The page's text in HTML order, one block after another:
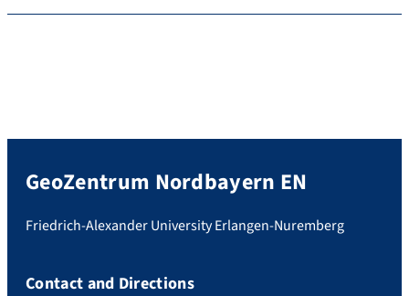
GeoZentrum Nordbayern EN
Friedrich-Alexander University Erlangen-Nuremberg
Contact and Directions